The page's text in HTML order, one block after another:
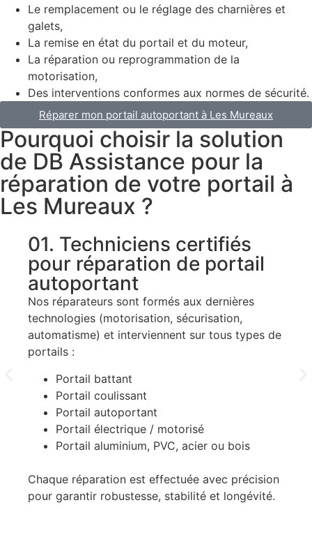
Le remplacement ou le réglage des charnières et
galets,
La remise en état du portail et du moteur,
La réparation ou reprogrammation de la
motorisation,
Des interventions conformes aux normes de sécurité.
Réparer mon portail autoportant à Les Mureaux
Pourquoi choisir la solution
de DB Assistance pour la
réparation de votre portail à
Les Mureaux ?
01. Techniciens certifiés
pour réparation de portail
autoportant
Nos réparateurs sont formés aux dernières
technologies (motorisation, sécurisation,
automatisme) et interviennent sur tous types de
portails :
Portail battant
Portail coulissant
Portail autoportant
Portail électrique / motorisé
Portail aluminium, PVC, acier ou bois
Chaque réparation est effectuée avec précision
pour garantir robustesse, stabilité et longévité.